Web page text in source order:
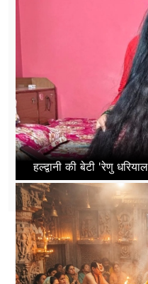
हल्द्वानी की बेटी 'रेणु